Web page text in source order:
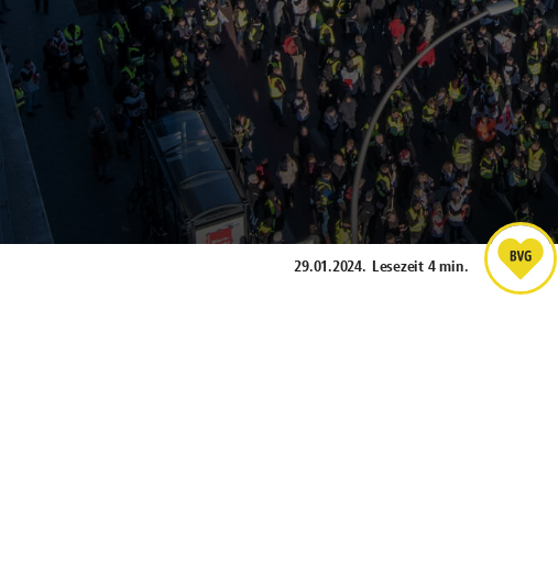
29.01.2024. Lesezeit 4 min.